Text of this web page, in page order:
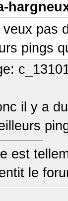
veux pas
pings
il y a
est
le